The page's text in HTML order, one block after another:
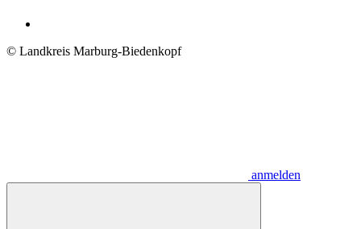
© Landkreis Marburg-Biedenkopf
anmelden